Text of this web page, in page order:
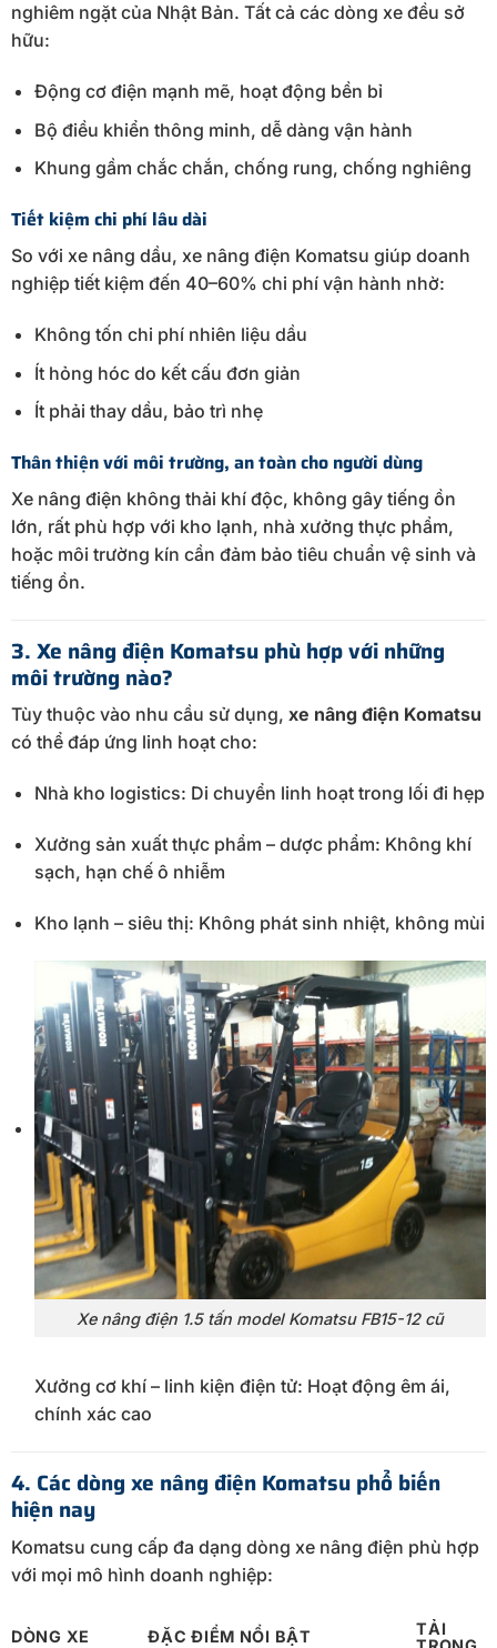
nghiêm ngặt của Nhật Bản. Tất cả các dòng xe đều sở
hữu:
Động cơ điện mạnh mẽ, hoạt động bền bỉ
Bộ điều khiển thông minh, dễ dàng vận hành
Khung gầm chắc chắn, chống rung, chống nghiêng
Tiết kiệm chi phí lâu dài
So với xe nâng dầu, xe nâng điện Komatsu giúp doanh
nghiệp tiết kiệm đến 40–60% chi phí vận hành nhờ:
Không tốn chi phí nhiên liệu dầu
Ít hỏng hóc do kết cấu đơn giản
Ít phải thay dầu, bảo trì nhẹ
Thân thiện với môi trường, an toàn cho người dùng
Xe nâng điện không thải khí độc, không gây tiếng ồn
lớn, rất phù hợp với kho lạnh, nhà xưởng thực phẩm,
hoặc môi trường kín cần đảm bảo tiêu chuẩn vệ sinh và
tiếng ồn.
3. Xe nâng điện Komatsu phù hợp với những
môi trường nào?
Tùy thuộc vào nhu cầu sử dụng, xe nâng điện Komatsu
có thể đáp ứng linh hoạt cho:
Nhà kho logistics: Di chuyển linh hoạt trong lối đi hẹp
Xưởng sản xuất thực phẩm – dược phẩm: Không khí
sạch, hạn chế ô nhiễm
Kho lạnh – siêu thị: Không phát sinh nhiệt, không mùi
Xe nâng điện 1.5 tấn model Komatsu FB15-12 cũ
Xưởng cơ khí – linh kiện điện tử: Hoạt động êm ái,
chính xác cao
4. Các dòng xe nâng điện Komatsu phổ biến
hiện nay
Komatsu cung cấp đa dạng dòng xe nâng điện phù hợp
với mọi mô hình doanh nghiệp:
DÒNG XE ĐẶC ĐIỂM NỔI BẬT
TẢI